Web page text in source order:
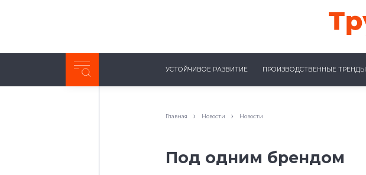
Неделя с ТМК. Выпуск №27 (225)
УСТОЙЧИВОЕ РАЗВИТИЕ ПРОИЗВОДСТВЕННЫЕ ТРЕНДЫ
Главная Новости Новости
Под одним брендом